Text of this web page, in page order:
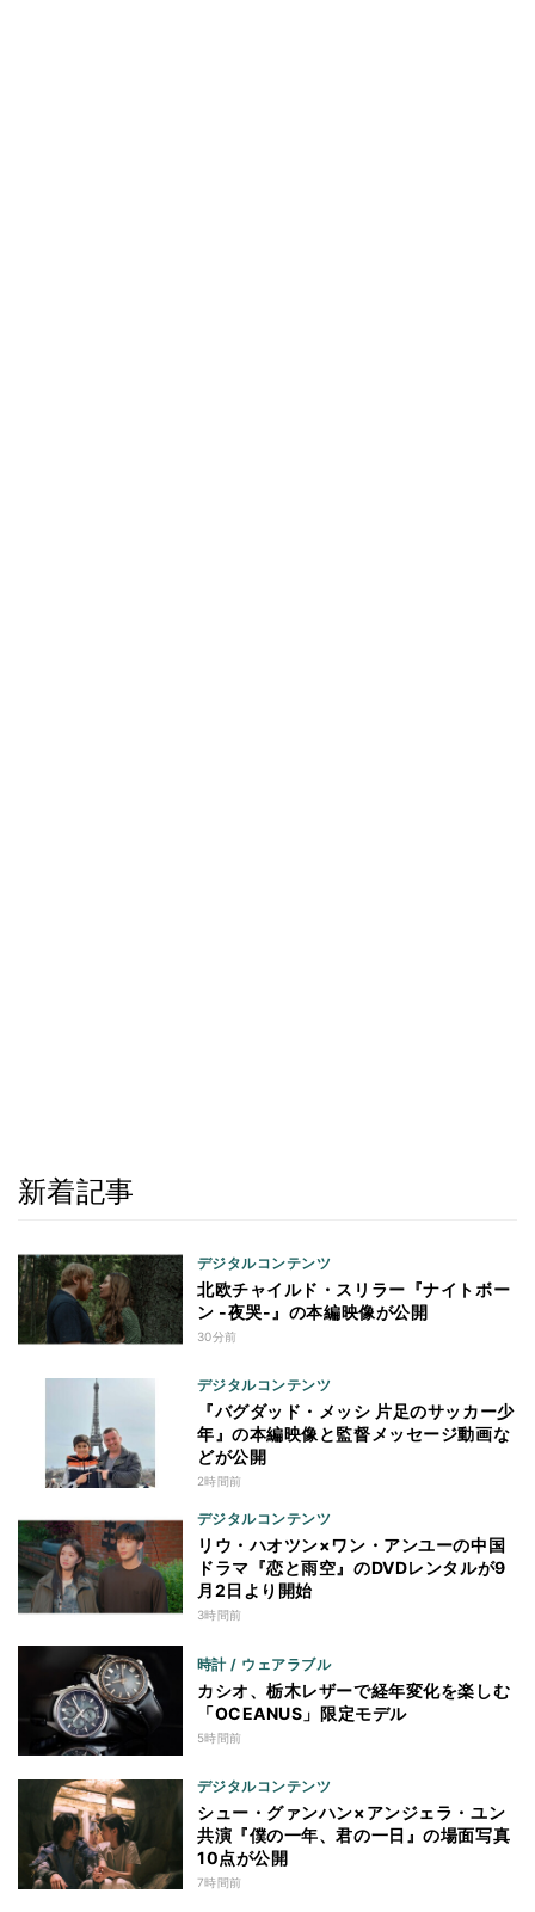
新着記事
デジタルコンテンツ
北欧チャイルド・スリラー『ナイトボー
ン -夜哭-』の本編映像が公開
30分前
デジタルコンテンツ
『バグダッド・メッシ 片足のサッカー少
年』の本編映像と監督メッセージ動画な
どが公開
2時間前
デジタルコンテンツ
リウ・ハオツン×ワン・アンユーの中国
ドラマ『恋と雨空』のDVDレンタルが9
月2日より開始
3時間前
時計 / ウェアラブル
カシオ、栃木レザーで経年変化を楽しむ
「OCEANUS」限定モデル
5時間前
デジタルコンテンツ
シュー・グァンハン×アンジェラ・ユン
共演『僕の一年、君の一日』の場面写真
10点が公開
7時間前